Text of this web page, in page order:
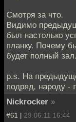
Смотря за что.
Видимо
был настолько
планку. Почему
будет полный зал.
p.s. На
подряд, народу -
Nickrocker »
#61 | 29.06.11 16:44